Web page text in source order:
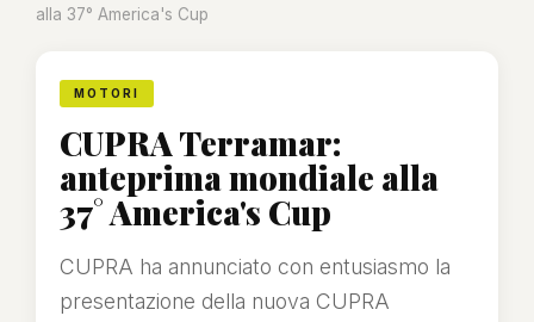
alla 37° America's Cup
MOTORI
CUPRA Terramar:
anteprima mondiale alla
37° America's Cup
CUPRA ha annunciato con entusiasmo la
presentazione della nuova CUPRA